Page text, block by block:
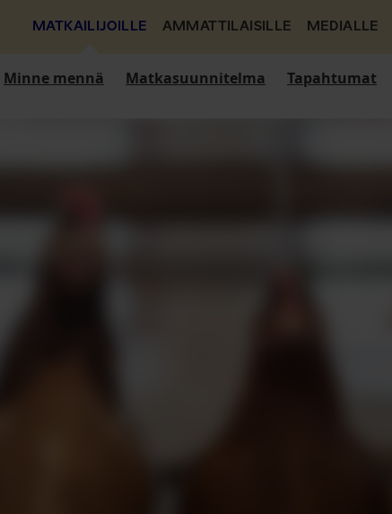
MATKAILIJOILLE AMMATTILAISILLE MEDIALLE
Minne mennä Matkasuunnitelma Tapahtumat